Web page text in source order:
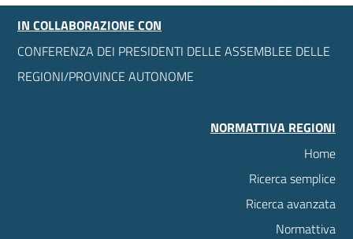
IN COLLABORAZIONE CON
CONFERENZA DEI PRESIDENTI DELLE ASSEMBLEE DELLE
REGIONI/PROVINCE AUTONOME
NORMATTIVA REGIONI
Home
Ricerca semplice
Ricerca avanzata
Normattiva